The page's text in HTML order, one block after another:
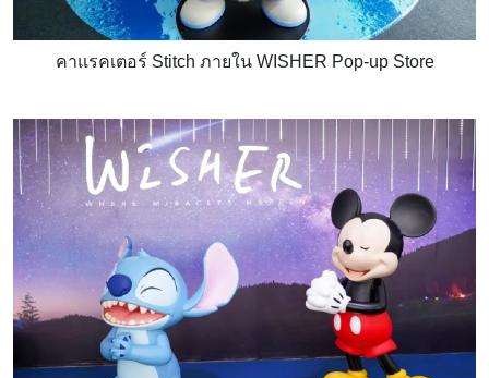
คาแรคเตอร์ Stitch ภายใน WISHER Pop-up Store